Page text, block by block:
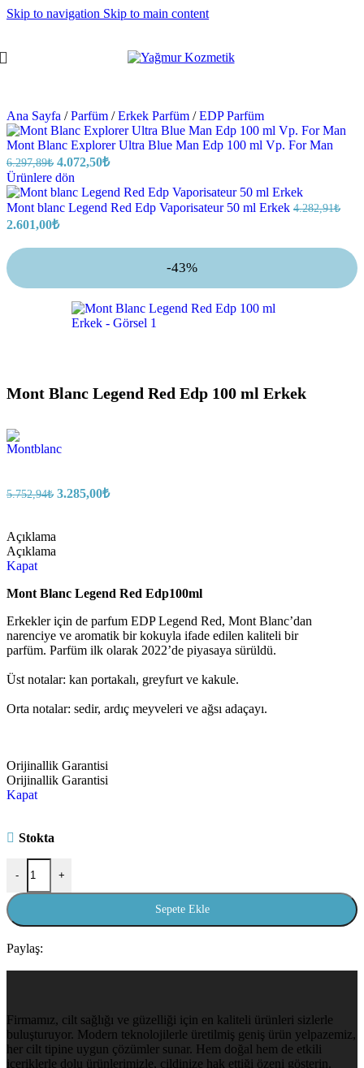
Skip to navigation Skip to main content
Ana Sayfa / Parfüm / Erkek Parfüm / EDP Parfüm
Mont Blanc Explorer Ultra Blue Man Edp 100 ml Vp. For Man
6.297,89₺ 4.072,50₺
Ürünlere dön
Mont blanc Legend Red Edp Vaporisateur 50 ml Erkek 4.282,91₺
2.601,00₺
-43%
Mont Blanc Legend Red Edp 100 ml Erkek
5.752,94₺ 3.285,00₺
Açıklama
Açıklama
Kapat
Mont Blanc Legend Red Edp100ml
Erkekler için de parfum EDP Legend Red, Mont Blanc’dan
narenciye ve aromatik bir kokuyla ifade edilen kaliteli bir
parfüm. Parfüm ilk olarak 2022’de piyasaya sürüldü.
Üst notalar: kan portakalı, greyfurt ve kakule.
Orta notalar: sedir, ardıç meyveleri ve ağsı adaçayı.
Orijinallik Garantisi
Orijinallik Garantisi
Kapat
Stokta
- +
Sepete Ekle
Paylaş:
Firmamız, cilt sağlığı ve güzelliği için en kaliteli ürünleri sizlerle
buluşturuyor. Modern teknolojilerle üretilmiş geniş ürün yelpazemiz,
her cilt tipine uygun çözümler sunar. Hem doğal hem de etkili
içeriklerle dolu ürünlerimizle, cildinize hak ettiği özeni gösterin.